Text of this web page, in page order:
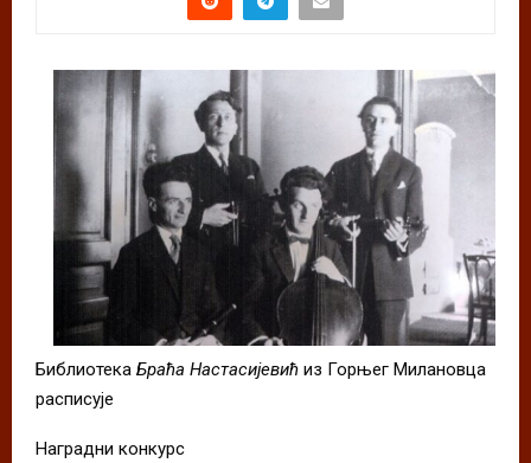
Библиотека Браћа Настасијевић из Горњег Милановца
расписује
Наградни конкурс